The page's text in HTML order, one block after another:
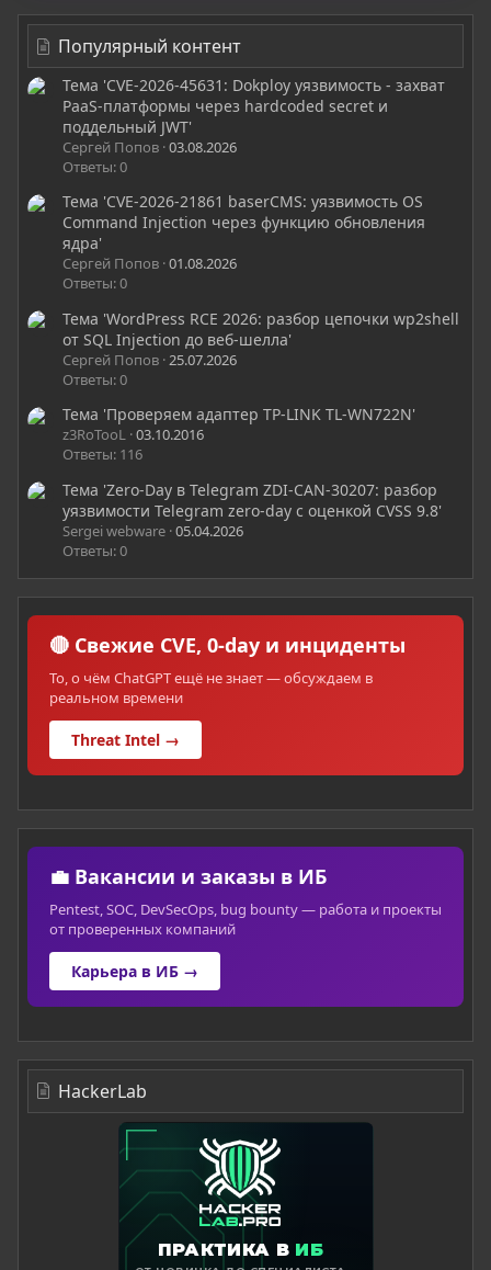
Популярный контент
Тема 'CVE-2026-45631: Dokploy уязвимость - захват
PaaS-платформы через hardcoded secret и
поддельный JWT'
Сергей Попов 03.08.2026
Ответы: 0
Тема 'CVE-2026-21861 baserCMS: уязвимость OS
Command Injection через функцию обновления
ядра'
Сергей Попов 01.08.2026
Ответы: 0
Тема 'WordPress RCE 2026: разбор цепочки wp2shell
от SQL Injection до веб-шелла'
Сергей Попов 25.07.2026
Ответы: 0
Тема 'Проверяем адаптер TP-LINK TL-WN722N'
z3RoTooL 03.10.2016
Ответы: 116
Тема 'Zero-Day в Telegram ZDI-CAN-30207: разбор
уязвимости Telegram zero-day с оценкой CVSS 9.8'
Sergei webware 05.04.2026
Ответы: 0
🔴 Свежие CVE, 0-day и инциденты
То, о чём ChatGPT ещё не знает — обсуждаем в
реальном времени
Threat Intel →
💼 Вакансии и заказы в ИБ
Pentest, SOC, DevSecOps, bug bounty — работа и проекты
от проверенных компаний
Карьера в ИБ →
HackerLab